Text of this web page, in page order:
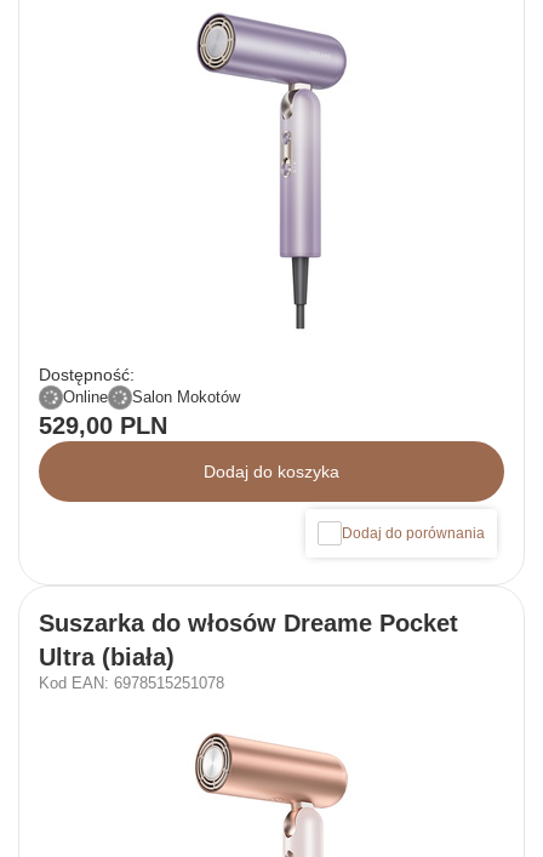
Dostępność:
Online Salon Mokotów
529,00 PLN
Dodaj do koszyka
Dodaj do porównania
Suszarka do włosów Dreame Pocket
Ultra (biała)
Kod EAN: 6978515251078